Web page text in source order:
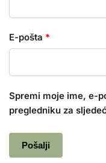
E-pošta *
Spremi moje ime, e-
pregledniku za